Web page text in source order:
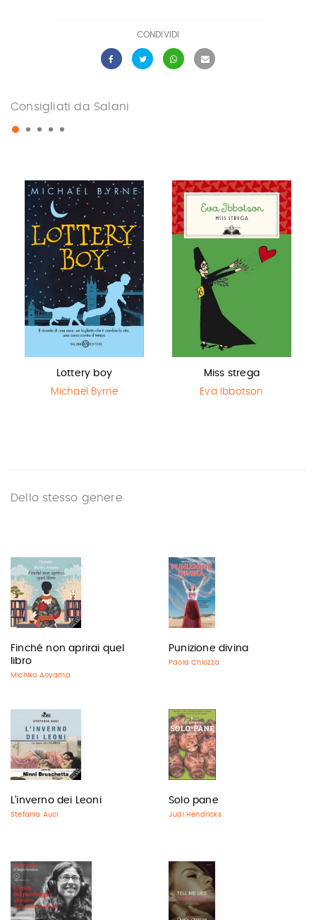
CONDIVIDI
Consigliati da Salani
Lottery boy
Michael Byrne
Miss strega
Eva Ibbotson
Dello stesso genere
Finché non aprirai quel
libro
Michiko Aoyama
Punizione divina
Paola Chiozza
L'inverno dei Leoni
Stefania Auci
Solo pane
Judi Hendricks